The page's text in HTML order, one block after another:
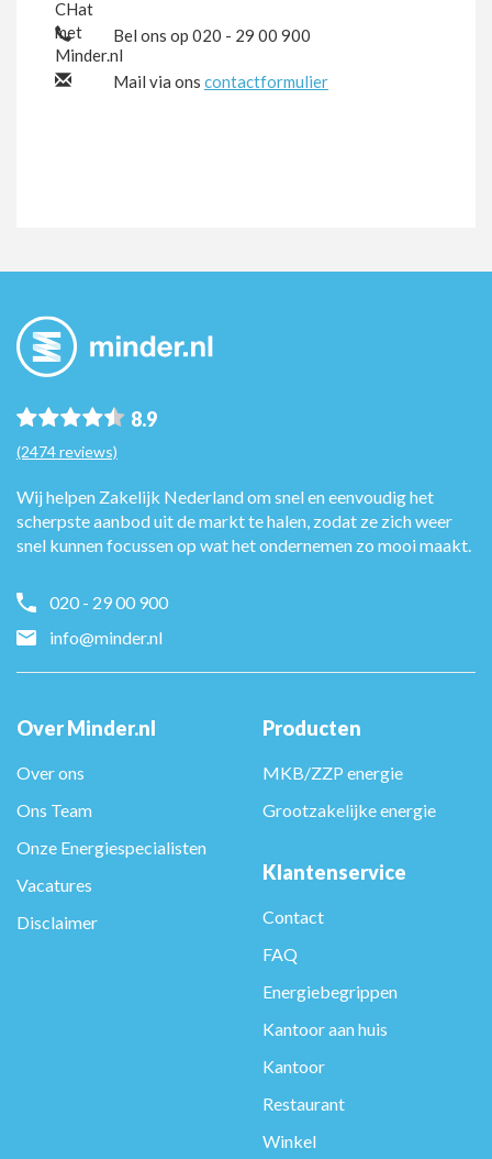
Bel ons op 020 - 29 00 900
Mail via ons contactformulier
8.9
(2474 reviews)
Wij helpen Zakelijk Nederland om snel en eenvoudig het
scherpste aanbod uit de markt te halen, zodat ze zich weer
snel kunnen focussen op wat het ondernemen zo mooi maakt.
020 - 29 00 900
info@minder.nl
Over Minder.nl
Over ons
Ons Team
Onze Energiespecialisten
Vacatures
Disclaimer
Producten
MKB/ZZP energie
Grootzakelijke energie
Klantenservice
Contact
FAQ
Energiebegrippen
Kantoor aan huis
Kantoor
Restaurant
Winkel